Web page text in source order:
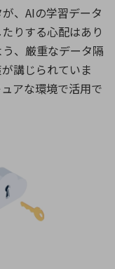
、 AIの学習データ
りする心配はあり
、厳重なデータ隔
講じられていま
アな環境で活用で